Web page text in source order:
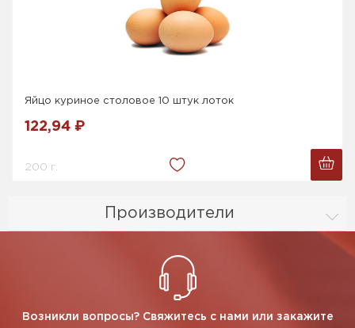
Производители
Яйцо куриное столовое 10 штук лоток
122,94 ₽
200 г.
Возникли вопросы? Свяжитесь с нами или закажите